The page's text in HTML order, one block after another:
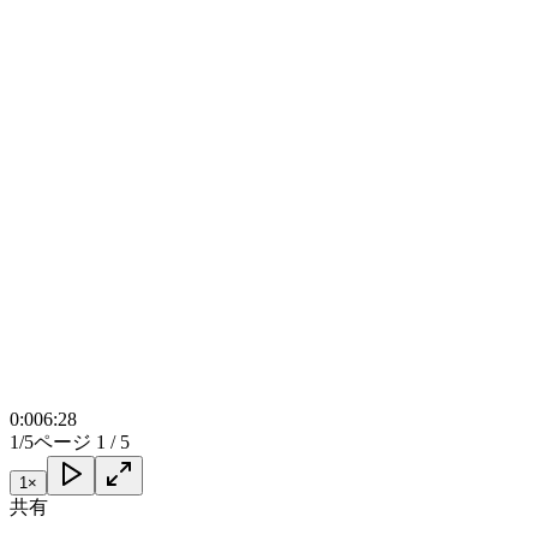
0:006:28
1/5ページ 1 / 5
1 ×
共有